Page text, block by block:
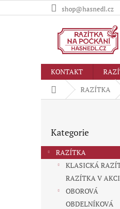
na
shop@hasnedl.cz
KONTAKT
Domů RAZÍTKA
r
a
kategorie
Kategorie
RAZÍTKA
KLASICKÁ
RAZÍTKA V AKCI
OBOROVÁ
OBDELNÍKOVÁ